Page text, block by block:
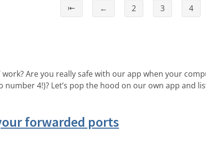
⇤ ← 2 3 4
work? Are you really safe with our app when your
number 4!)? Let’s pop the hood on our own app and
forwarded ports